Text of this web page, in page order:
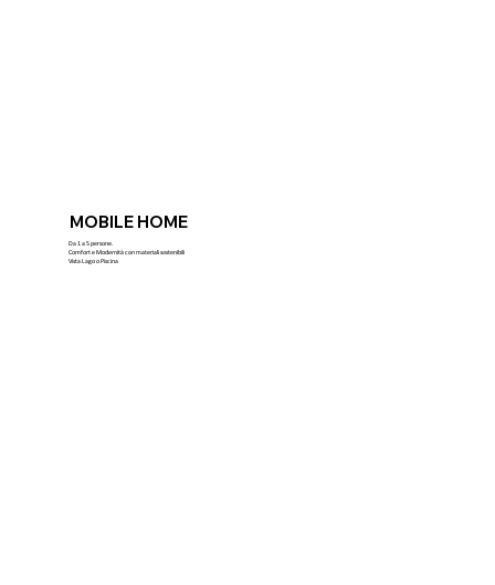
MOBILE HOME
Da 1 a 5 persone.
Comfort e Modernità con materiali sostenibili
Vista Lago o Piscina